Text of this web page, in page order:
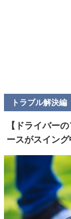
トラブル解決編
【ドライバー
ースがスイン